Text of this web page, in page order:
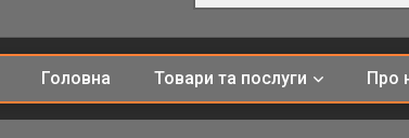
Головна Товари та послуги Про